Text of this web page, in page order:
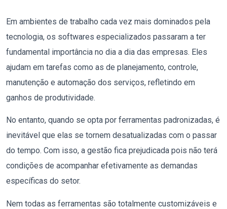
Em ambientes de trabalho cada vez mais dominados pela
tecnologia, os softwares especializados passaram a ter
fundamental importância no dia a dia das empresas. Eles
ajudam em tarefas como as de planejamento, controle,
manutenção e automação dos serviços, refletindo em
ganhos de produtividade.
No entanto, quando se opta por ferramentas padronizadas, é
inevitável que elas se tornem desatualizadas com o passar
do tempo. Com isso, a gestão fica prejudicada pois não terá
condições de acompanhar efetivamente as demandas
específicas do setor.
Nem todas as ferramentas são totalmente customizáveis e